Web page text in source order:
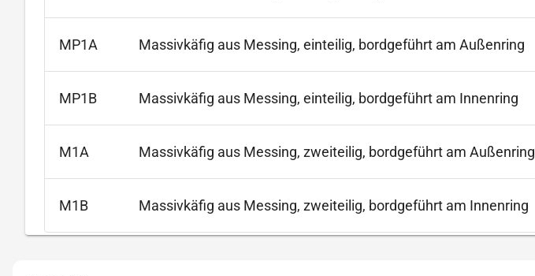
MP1A Massivkäfig aus Messing, einteilig, bordgeführt am Außenring
MP1B Massivkäfig aus Messing, einteilig, bordgeführt am Innenring
M1A Massivkäfig aus Messing, zweiteilig, bordgeführt am Außenring
M1B Massivkäfig aus Messing, zweiteilig, bordgeführt am Innenring